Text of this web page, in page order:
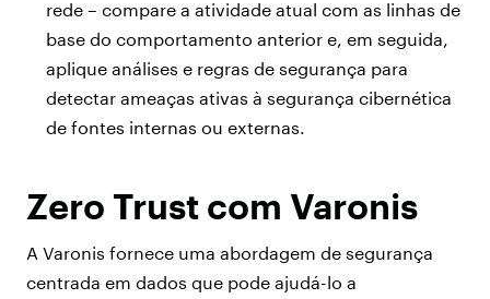
rede – compare a atividade atual com as linhas de
base do comportamento anterior e, em seguida,
aplique análises e regras de segurança para
detectar ameaças ativas à segurança cibernética
de fontes internas ou externas.
Zero Trust com Varonis
A Varonis fornece uma abordagem de segurança
centrada em dados que pode ajudá-lo a